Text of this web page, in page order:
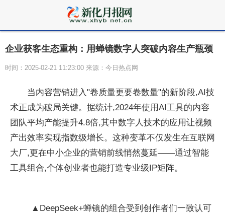
企业获客生态重构：用蝉镜数字人突破内容生产瓶颈
时间：2025-02-21 11:23:00 来源：今日热点网
当内容营销进入"卷质量更要卷数量"的新阶段,AI技
术正成为破局关键。据统计,2024年使用AI工具的内容
团队平均产能提升4.8倍,其中数字人技术的应用让视频
产出效率实现指数级增长。这种变革不仅发生在互联网
大厂,更在中小企业的营销前线悄然蔓延——通过智能
工具组合,个体创业者也能打造专业级IP矩阵。
▲DeepSeek+蝉镜的组合受到创作者们一致认可